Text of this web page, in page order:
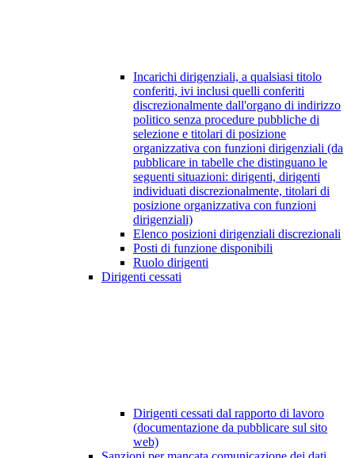
Incarichi dirigenziali, a qualsiasi titolo
conferiti, ivi inclusi quelli conferiti
discrezionalmente dall'organo di indirizzo
politico senza procedure pubbliche di
selezione e titolari di posizione
organizzativa con funzioni dirigenziali (da
pubblicare in tabelle che distinguano le
seguenti situazioni: dirigenti, dirigenti
individuati discrezionalmente, titolari di
posizione organizzativa con funzioni
dirigenziali)
Elenco posizioni dirigenziali discrezionali
Posti di funzione disponibili
Ruolo dirigenti
Dirigenti cessati
Dirigenti cessati dal rapporto di lavoro
(documentazione da pubblicare sul sito
web)